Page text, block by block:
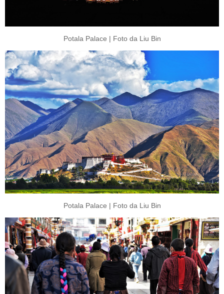
Potala Palace | Foto da Liu Bin
Potala Palace | Foto da Liu Bin